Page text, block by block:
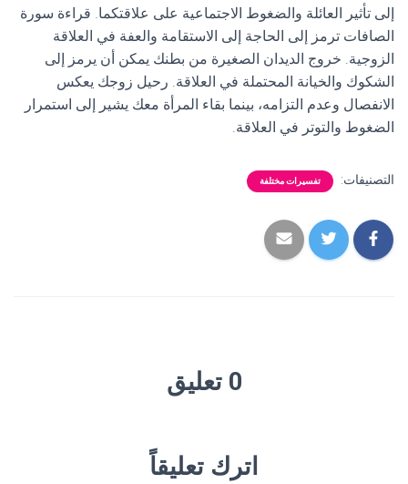
إلى تأثير العائلة والضغوط الاجتماعية على علاقتكما. قراءة سورة
الصافات ترمز إلى الحاجة إلى الاستقامة والعفة في العلاقة
الزوجية. خروج الديدان الصغيرة من بطنك يمكن أن يرمز إلى
الشكوك والخيانة المحتملة في العلاقة. رحيل زوجك يعكس
الانفصال وعدم التزامه، بينما بقاء المرأة معك يشير إلى استمرار
الضغوط والتوتر في العلاقة.
التصنيفات: تفسيرات مختلفة
0 تعليق
اترك تعليقاً